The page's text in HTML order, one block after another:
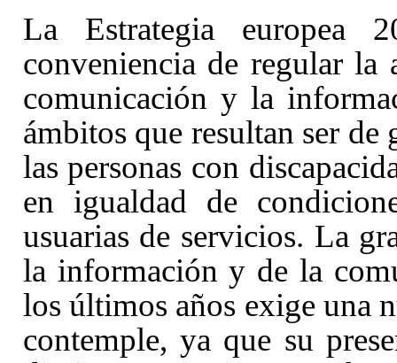
La Estrategia europea
conveniencia de regular la
comunicación y la
ámbitos que resultan ser
las personas con
en igualdad de
usuarias de servicios. La
la información y de la
los últimos años exige una
contemple, ya que su